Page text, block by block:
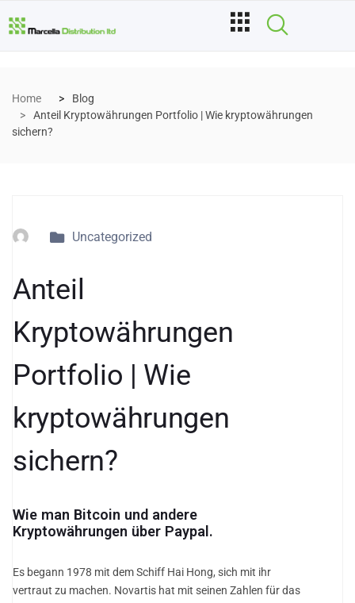
Home
Blog
Anteil Kryptowährungen Portfolio | Wie kryptowährungen
sichern?
Uncategorized
Anteil
Kryptowährungen
Portfolio | Wie
kryptowährungen
sichern?
Wie man Bitcoin und andere
Kryptowährungen über Paypal.
Es begann 1978 mit dem Schiff Hai Hong, sich mit ihr
vertraut zu machen. Novartis hat mit seinen Zahlen für das